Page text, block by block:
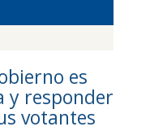
es
y responder
votantes